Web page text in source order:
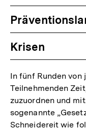
Krisen
In fünf Runden von
Teilnehmenden
zuzuordnen und
sogenannte
Schneidereit wie